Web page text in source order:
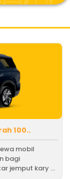
100..
mobil
bagi
jemput kary ...